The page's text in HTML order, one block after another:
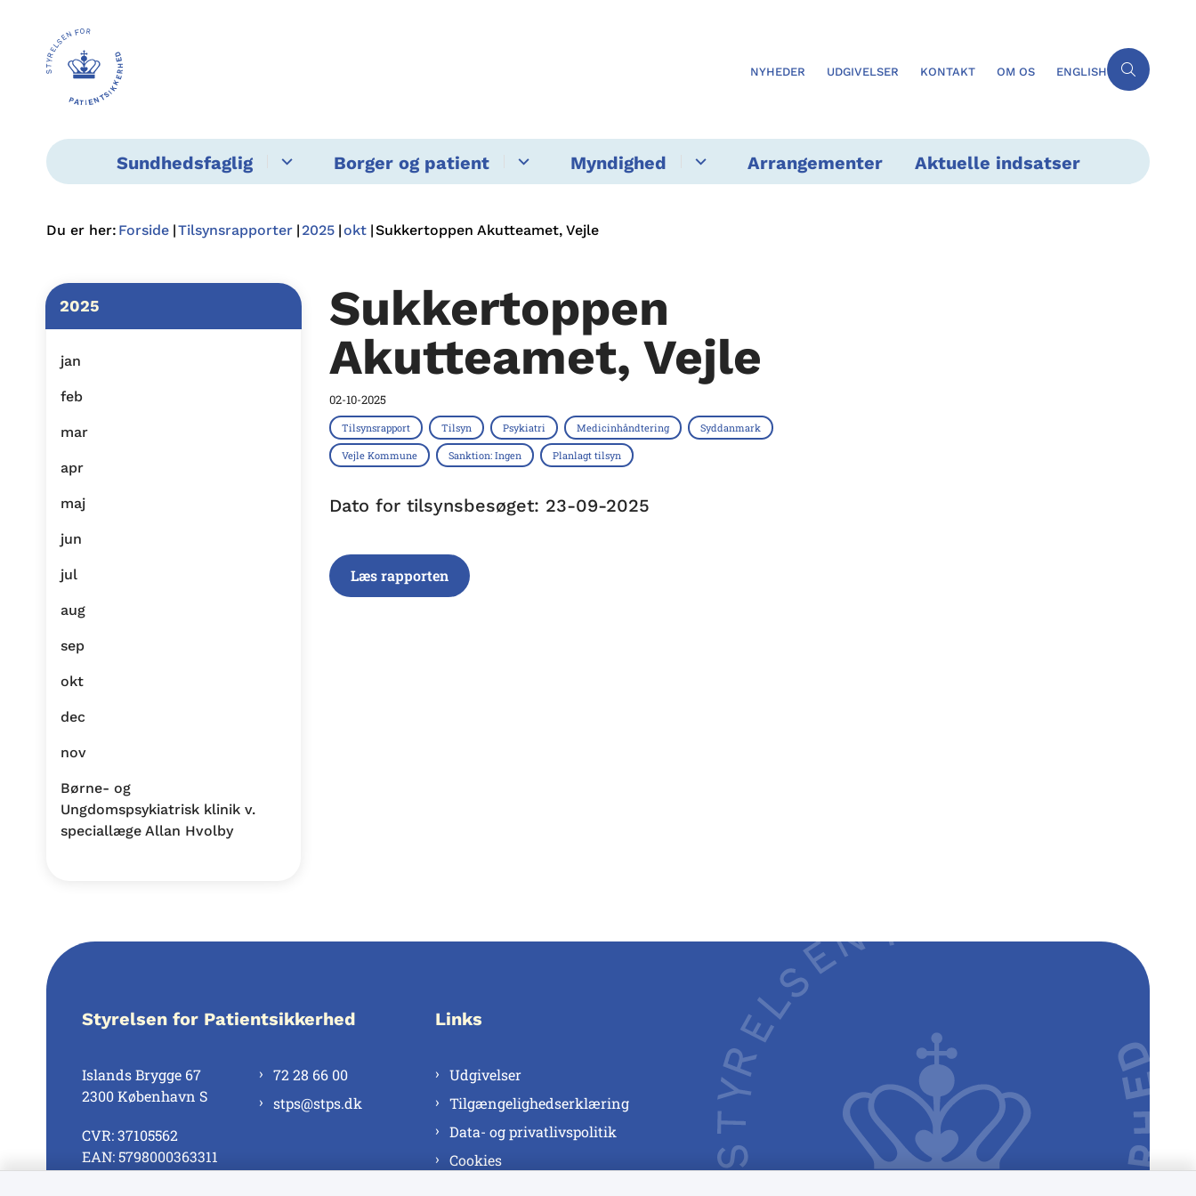
NYHEDER UDGIVELSER KONTAKT OM OS ENGLISH
Sundhedsfaglig Borger og patient Myndighed Arrangementer Aktuelle indsatser
Du er her: Forside Tilsynsrapporter 2025 okt Sukkertoppen Akutteamet, Vejle
2025
jan
feb
mar
apr
maj
jun
jul
aug
sep
okt
dec
nov
Børne- og
Ungdomspsykiatrisk klinik v.
speciallæge Allan Hvolby
Sukkertoppen
Akutteamet, Vejle
02-10-2025
Tilsynsrapport Tilsyn Psykiatri Medicinhåndtering Syddanmark
Vejle Kommune Sanktion: Ingen Planlagt tilsyn
Dato for tilsynsbesøget: 23-09-2025
Læs rapporten
Styrelsen for Patientsikkerhed
Islands Brygge 67
2300 København S
CVR: 37105562
EAN: 5798000363311
72 28 66 00
stps@stps.dk
Links
Udgivelser
Tilgængelighedserklæring
Data- og privatlivspolitik
Cookies